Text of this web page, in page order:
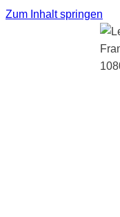
Zum Inhalt springen